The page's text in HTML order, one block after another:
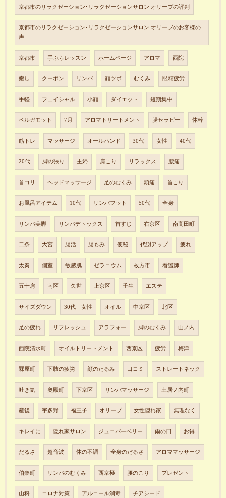
京都市のリラクゼーション･リラクゼーションサロン オリーブの評判
京都市のリラクゼーション･リラクゼーションサロン オリーブのお客様の
声
京都市 手ぶらレッスン ホームページ アロマ 西院
癒し クーポン リンパ 顔ツボ むくみ 眼精疲労
手軽 フェイシャル 小顔 ダイエット 短期集中
ベルガモット 7月 アロマトリートメント 腸セラピー 体幹
筋トレ マッサージ オールハンド 30代 女性 40代
20代 脚の張り 主婦 肩こり リラックス 腰痛
首コリ ヘッドマッサージ 足のむくみ 頭痛 首こり
お風呂アイテム 10代 リンパフット 50代 全身
リンパ美脚 リンパデトックス 首すじ 右京区 南高田町
二条 大宮 腸活 腸もみ 便秘 代謝アップ 疲れ
太秦 個室 敏感肌 ゼラニウム 枚方市 看護師
五十肩 南区 久世 上京区 壬生 エステ
サイズダウン 30代 女性 オイル 中京区 北区
足の疲れ リフレッシュ アラフォー 脚のむくみ 山ノ内
西院清水町 オイルトリートメント 西京区 疲労 梅津
罧原町 下肢の疲労 顔のたるみ 口コミ ストレートネック
吐き気 奥殿町 下京区 リンパマッサージ 土居ノ内町
産後 宇多野 福王子 オリーブ 女性隠れ家 無理なく
キレイに 隠れ家サロン ジュニパーベリー 雨の日 お得
だるさ 超音波 体の不調 全身のだるさ アロママッサージ
伯楽町 リンパのむくみ 西京極 腰のこり プレゼント
山科 コロナ対策 アルコール消毒 チアシード